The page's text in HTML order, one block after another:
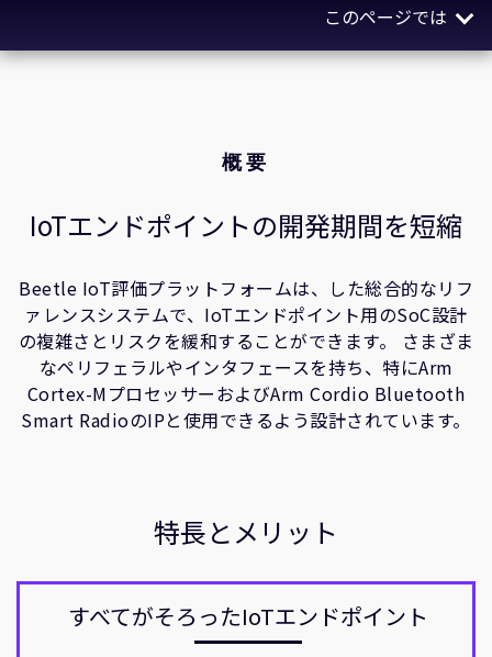
その他のお問い合わせ
研究連携
IR関連
セキュリティ脆弱性の報告
グローバル本社
110 Fulbourn Road
Fax: + 44(1223) 400 410
このページでは
概要
概要
IoTエンドポイントの開発期間を短縮
Beetle IoT評価プラットフォームは、した総合的なリフ
ァレンスシステムで、IoTエンドポイント用のSoC設計
の複雑さとリスクを緩和することができます。 さまざま
なペリフェラルやインタフェースを持ち、特にArm
Cortex-MプロセッサーおよびArm Cordio Bluetooth
Smart RadioのIPと使用できるよう設計されています。
特長とメリット
すべてがそろったIoTエンドポイント